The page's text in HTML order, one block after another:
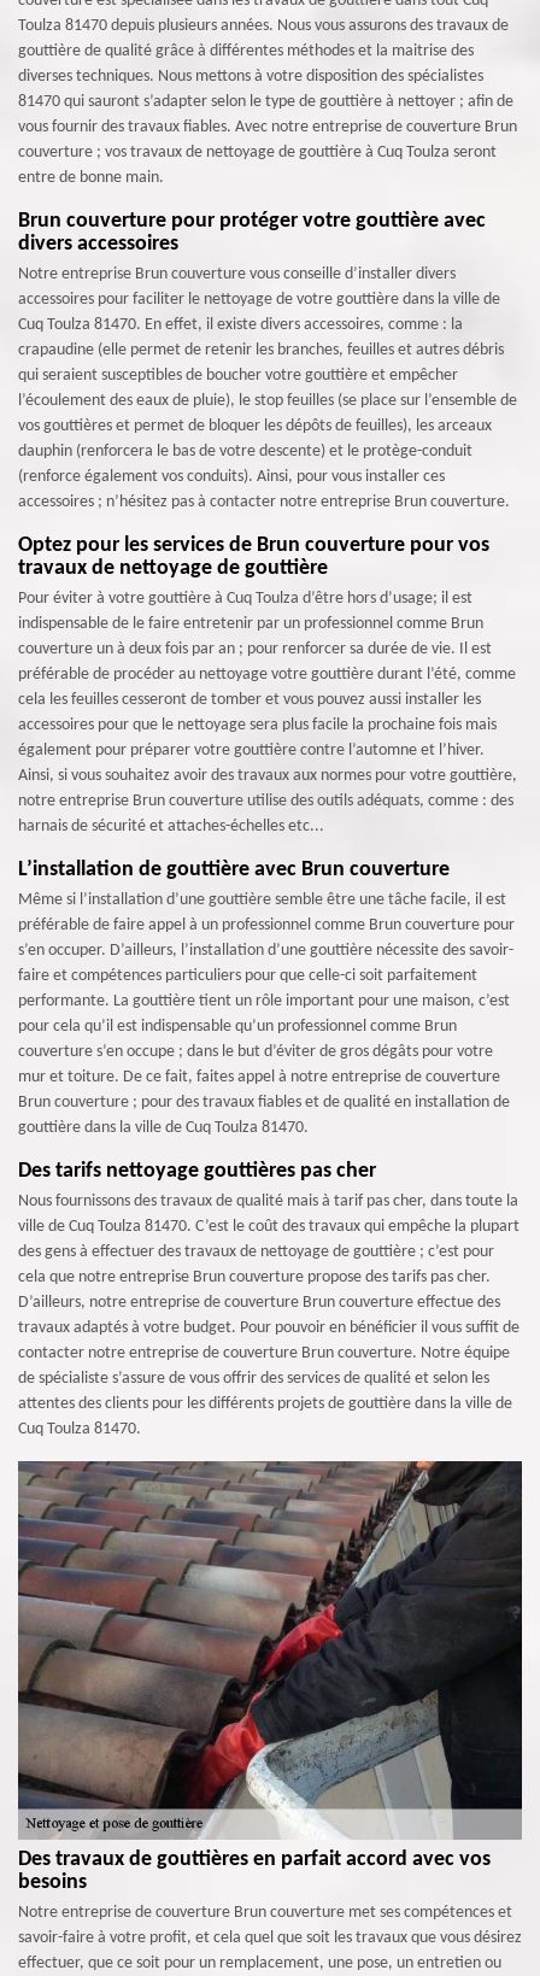
Toulza 81470 depuis plusieurs années. Nous vous assurons des travaux de
gouttière de qualité grâce à différentes méthodes et la maitrise des
diverses techniques. Nous mettons à votre disposition des spécialistes
81470 qui sauront s’adapter selon le type de gouttière à nettoyer ; afin de
vous fournir des travaux fiables. Avec notre entreprise de couverture Brun
couverture ; vos travaux de nettoyage de gouttière à Cuq Toulza seront
entre de bonne main.
Brun couverture pour protéger votre gouttière avec
divers accessoires
Notre entreprise Brun couverture vous conseille d’installer divers
accessoires pour faciliter le nettoyage de votre gouttière dans la ville de
Cuq Toulza 81470. En effet, il existe divers accessoires, comme : la
crapaudine (elle permet de retenir les branches, feuilles et autres débris
qui seraient susceptibles de boucher votre gouttière et empêcher
l’écoulement des eaux de pluie), le stop feuilles (se place sur l’ensemble de
vos gouttières et permet de bloquer les dépôts de feuilles), les arceaux
dauphin (renforcera le bas de votre descente) et le protège-conduit
(renforce également vos conduits). Ainsi, pour vous installer ces
accessoires ; n’hésitez pas à contacter notre entreprise Brun couverture.
Optez pour les services de Brun couverture pour vos
travaux de nettoyage de gouttière
Pour éviter à votre gouttière à Cuq Toulza d’être hors d’usage; il est
indispensable de le faire entretenir par un professionnel comme Brun
couverture un à deux fois par an ; pour renforcer sa durée de vie. Il est
préférable de procéder au nettoyage votre gouttière durant l’été, comme
cela les feuilles cesseront de tomber et vous pouvez aussi installer les
accessoires pour que le nettoyage sera plus facile la prochaine fois mais
également pour préparer votre gouttière contre l’automne et l’hiver.
Ainsi, si vous souhaitez avoir des travaux aux normes pour votre gouttière,
notre entreprise Brun couverture utilise des outils adéquats, comme : des
harnais de sécurité et attaches-échelles etc...
L’installation de gouttière avec Brun couverture
Même si l’installation d’une gouttière semble être une tâche facile, il est
préférable de faire appel à un professionnel comme Brun couverture pour
s’en occuper. D’ailleurs, l’installation d’une gouttière nécessite des savoir-
faire et compétences particuliers pour que celle-ci soit parfaitement
performante. La gouttière tient un rôle important pour une maison, c’est
pour cela qu’il est indispensable qu’un professionnel comme Brun
couverture s’en occupe ; dans le but d’éviter de gros dégâts pour votre
mur et toiture. De ce fait, faites appel à notre entreprise de couverture
Brun couverture ; pour des travaux fiables et de qualité en installation de
gouttière dans la ville de Cuq Toulza 81470.
Des tarifs nettoyage gouttières pas cher
Nous fournissons des travaux de qualité mais à tarif pas cher, dans toute la
ville de Cuq Toulza 81470. C’est le coût des travaux qui empêche la plupart
des gens à effectuer des travaux de nettoyage de gouttière ; c’est pour
cela que notre entreprise Brun couverture propose des tarifs pas cher.
D’ailleurs, notre entreprise de couverture Brun couverture effectue des
travaux adaptés à votre budget. Pour pouvoir en bénéficier il vous suffit de
contacter notre entreprise de couverture Brun couverture. Notre équipe
de spécialiste s’assure de vous offrir des services de qualité et selon les
attentes des clients pour les différents projets de gouttière dans la ville de
Cuq Toulza 81470.
Des travaux de gouttières en parfait accord avec vos
besoins
Notre entreprise de couverture Brun couverture met ses compétences et
savoir-faire à votre profit, et cela quel que soit les travaux que vous désirez
effectuer, que ce soit pour un remplacement, une pose, un entretien ou